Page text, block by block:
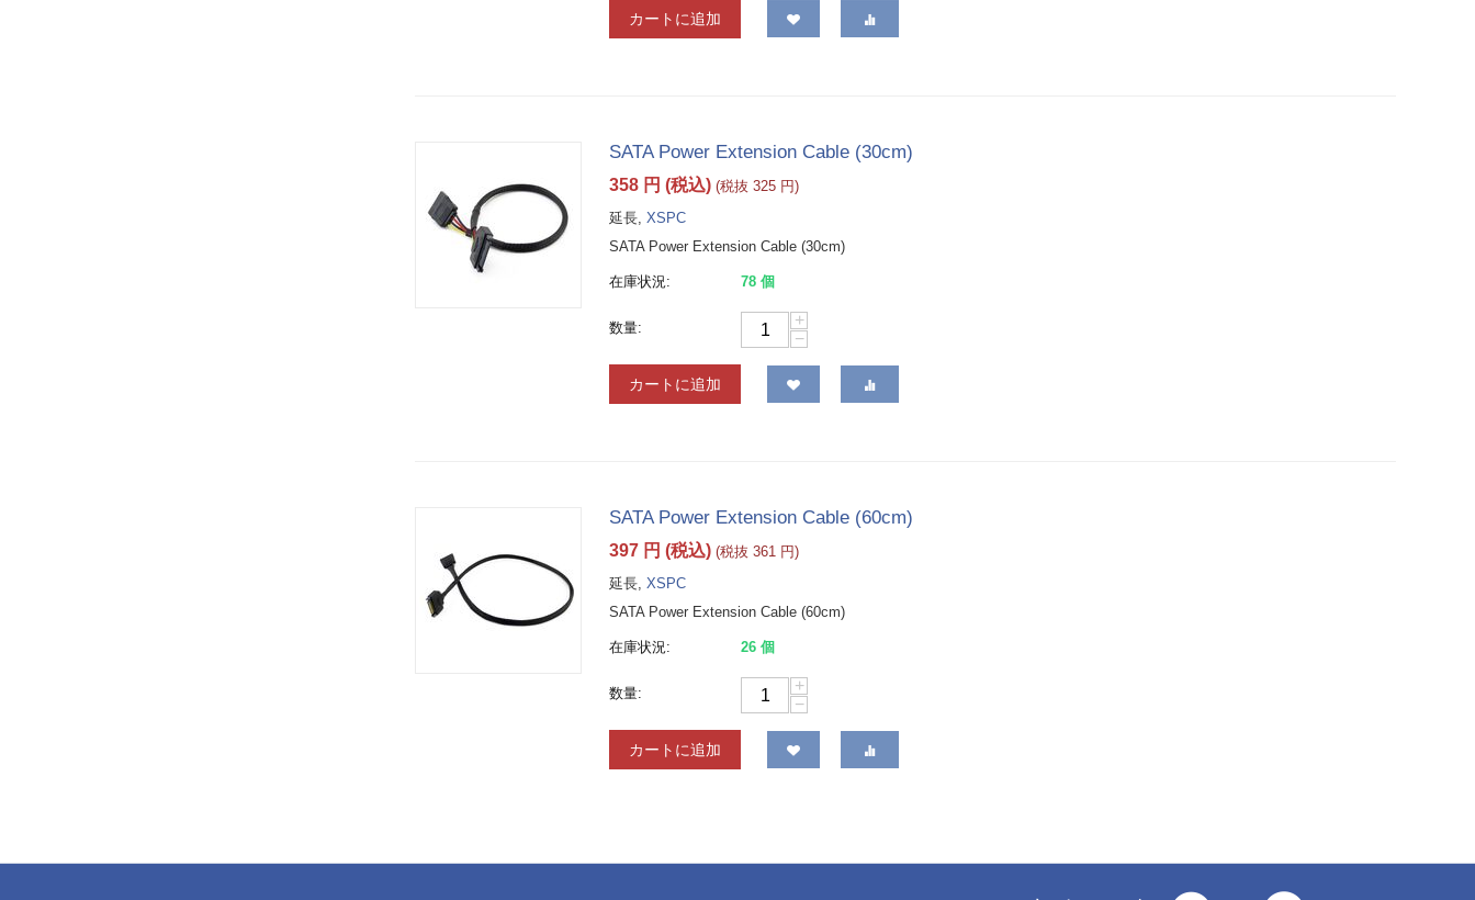
カートに追加
SATA Power Extension Cable (30cm)
358 円 (税込) (税抜325 円)
延長,XSPC
SATA Power Extension Cable (30cm)
在庫状況: 78 個
数量:
+
−
カートに追加
SATA Power Extension Cable (60cm)
397 円 (税込) (税抜361 円)
延長,XSPC
SATA Power Extension Cable (60cm)
在庫状況: 26 個
数量:
+
−
カートに追加